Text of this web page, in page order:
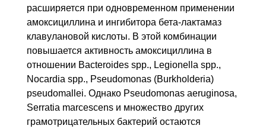
расширяется при одновременном применении
амоксициллина и ингибитора бета-лактамаз
клавулановой кислоты. В этой комбинации
повышается активность амоксициллина в
отношении Bacteroides spp., Legionella spp.,
Nocardia spp., Pseudomonas (Burkholderia)
pseudomallei. Однако Pseudomonas aeruginosa,
Serratia marcescens и множество других
грамотрицательных бактерий остаются